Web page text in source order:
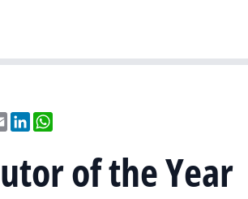
EmailLinkedIn
of the Year